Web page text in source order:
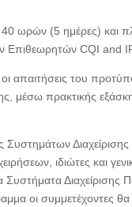
ωρών (5 ημέρες) και
Επιθεωρητών CQI and
απαιτήσεις του
μέσω πρακτικής
Συστημάτων
ιδιώτες και
Διαχείρισης
οι συμμετέχοντες